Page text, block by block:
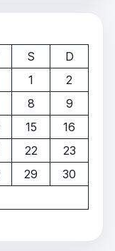
S
D
1
2
8
9
15
16
22
23
29
30